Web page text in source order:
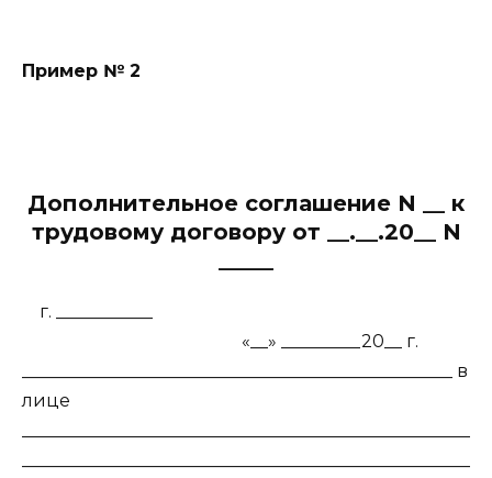
Пример № 2
Дополнительное соглашение N __ к
трудовому договору от __.__.20__ N
г. ___________
«__» _________20__ г.
_________________________________________________ в
лице